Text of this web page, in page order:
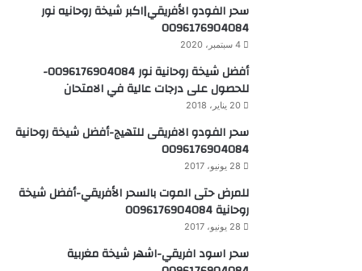
سحر الفودو الأفريقي|اكبر شيخة روحانيه نور
0096176904084
4 سبتمبر، 2020
أفضل شيخة روحانية نور 0096176904084-
للحصول على درجات عالية في الامتحان
20 يناير، 2018
سحر الفودو الافريقى للتهيج-أفضل شيخة روحانية
0096176904084
28 يونيو، 2017
للمرض حتى الموت بالسحر الأفريقي-أفضل شيخة
روحانية 0096176904084
28 يونيو، 2017
سحر اسود افريقي-اشهر شيخة مغربية